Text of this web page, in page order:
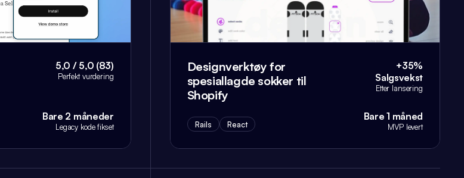
5,0 / 5,0 (83)
Perfekt vurdering
Bare 2 måneder
Legacy kode fikset
Designverktøy for
spesiallagde sokker til
Shopify
Rails React
+35%
Salgsvekst
Etter lansering
Bare 1 måned
MVP levert